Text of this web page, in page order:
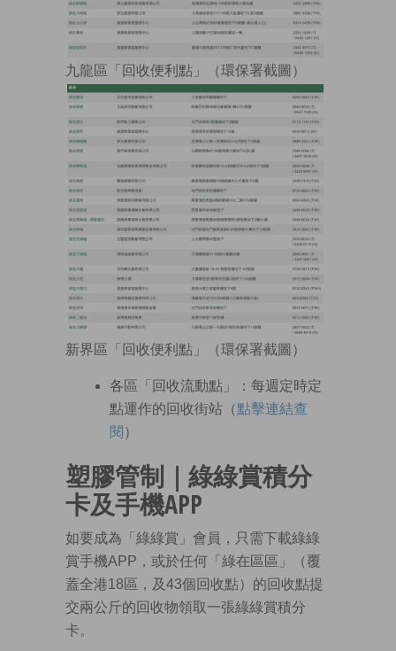
九龍區「回收便利點」（環保署截圖）
新界區「回收便利點」（環保署截圖）
各區「回收流動點」：每週定時定
點運作的回收街站（點擊連結查
閱 ）
塑膠管制｜ 綠綠賞積分
卡及手機APP
如要成為「綠綠賞」會員，只需下載綠綠
賞手機APP，或於任何「綠在區區」（覆
蓋全港18區，及43個回收點）的回收點提
交兩公斤的回收物領取一張綠綠賞積分
卡。